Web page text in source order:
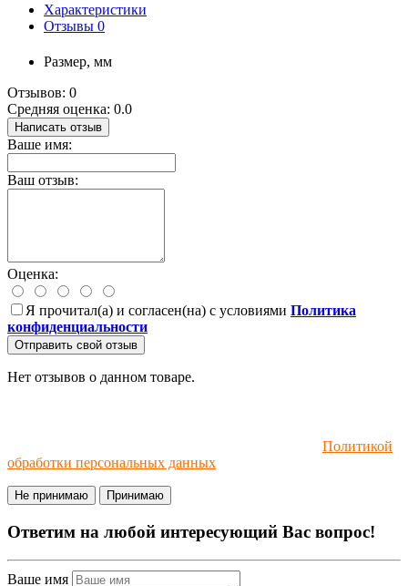
Характеристики
Отзывы 0
Размер, мм
Отзывов: 0
Средняя оценка: 0.0
Написать отзыв
Ваше имя:
Ваш отзыв:
Оценка:
Я прочитал(а) и согласен(на) с условиями Политика
конфиденциальности
Отправить свой отзыв
Нет отзывов о данном товаре.
Политикой
обработки персональных данных
Не принимаю Принимаю
Ответим на любой интересующий Вас вопрос!
Ваше имя